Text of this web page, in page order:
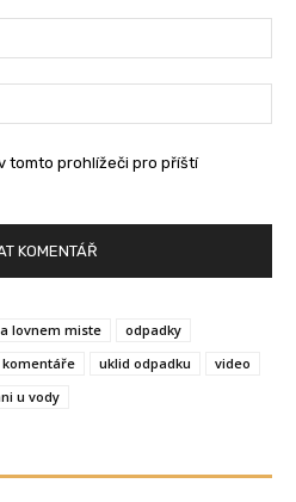
tomto prohlížeči pro příští
lovnem miste
odpadky
uklid odpadku
video
u vody